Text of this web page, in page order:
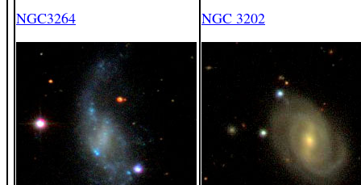
NGC3264 NGC 3202